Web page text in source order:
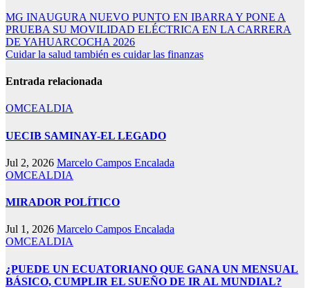
Navegación
de
entradas
MG INAUGURA NUEVO PUNTO EN IBARRA Y PONE A
PRUEBA SU MOVILIDAD ELÉCTRICA EN LA CARRERA
DE YAHUARCOCHA 2026
Cuidar la salud también es cuidar las finanzas
Entrada relacionada
OMCEALDIA
UECIB SAMINAY-EL LEGADO
Jul 2, 2026 Marcelo Campos Encalada
OMCEALDIA
MIRADOR POLÍTICO
Jul 1, 2026 Marcelo Campos Encalada
OMCEALDIA
¿PUEDE UN ECUATORIANO QUE GANA UN MENSUAL
BÁSICO, CUMPLIR EL SUEÑO DE IR AL MUNDIAL?